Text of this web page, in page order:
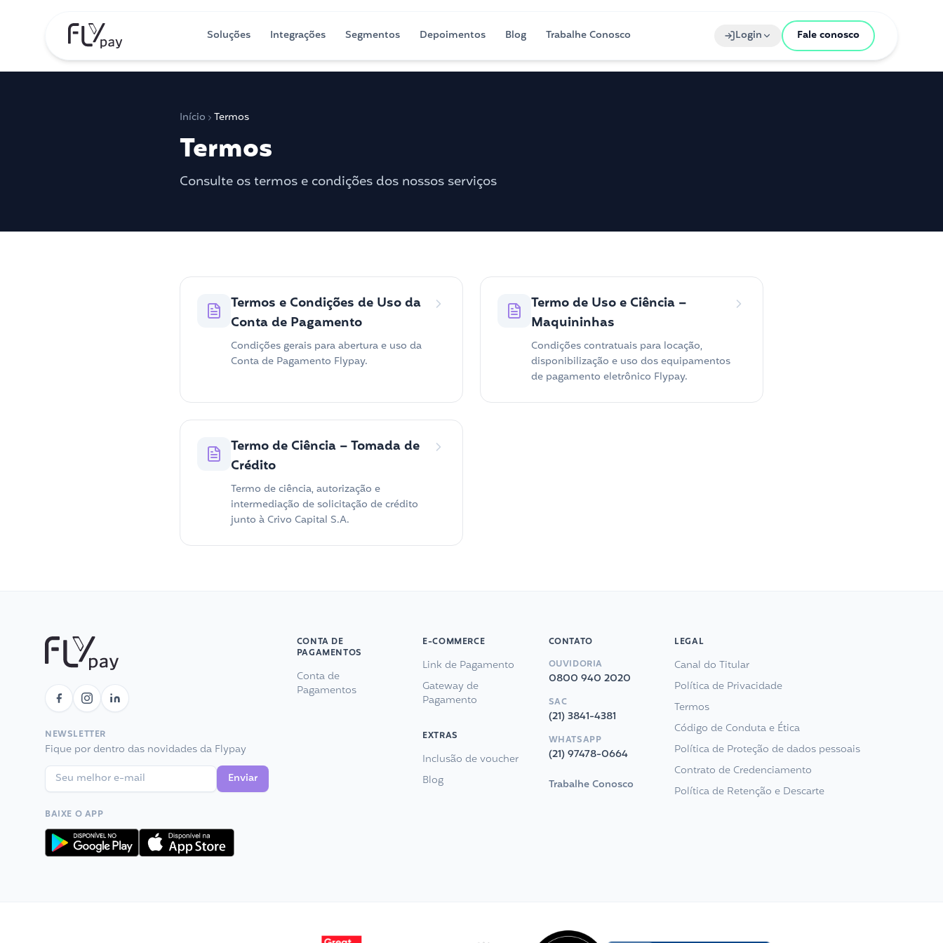
Soluções Integrações Segmentos Depoimentos Blog Trabalhe Conosco Login Fale conosco
Início Termos
Termos
Consulte os termos e condições dos nossos serviços
Termos e Condições de Uso da
Conta de Pagamento
Condições gerais para abertura e uso da
Conta de Pagamento Flypay.
Termo de Uso e Ciência –
Maquininhas
Condições contratuais para locação,
disponibilização e uso dos equipamentos
de pagamento eletrônico Flypay.
Termo de Ciência – Tomada de
Crédito
Termo de ciência, autorização e
intermediação de solicitação de crédito
junto à Crivo Capital S.A.
NEWSLETTER
Fique por dentro das novidades da Flypay
Enviar
BAIXE O APP
CONTA DE
PAGAMENTOS
Conta de
Pagamentos
E-COMMERCE
Link de Pagamento
Gateway de
Pagamento
EXTRAS
Inclusão de voucher
Blog
CONTATO
OUVIDORIA
0800 940 2020
SAC
(21) 3841-4381
WHATSAPP
(21) 97478-0664
Trabalhe Conosco
LEGAL
Canal do Titular
Política de Privacidade
Termos
Código de Conduta e Ética
Política de Proteção de dados pessoais
Contrato de Credenciamento
Política de Retenção e Descarte